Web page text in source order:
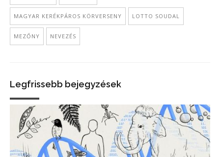
MAGYAR KERÉKPÁROS KÖRVERSENY LOTTO SOUDAL
MEZŐNY NEVEZÉS
Legfrissebb bejegyzések